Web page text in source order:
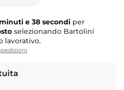
e 37 secondi per
selezionando Bartolini
lavorativo.